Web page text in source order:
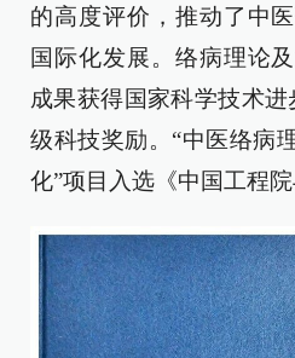
的高度评价，推动了中
国际化发展。络病理论
成果获得国家科学技术
级科技奖励。“中医络病
化”项目入选《中国工程